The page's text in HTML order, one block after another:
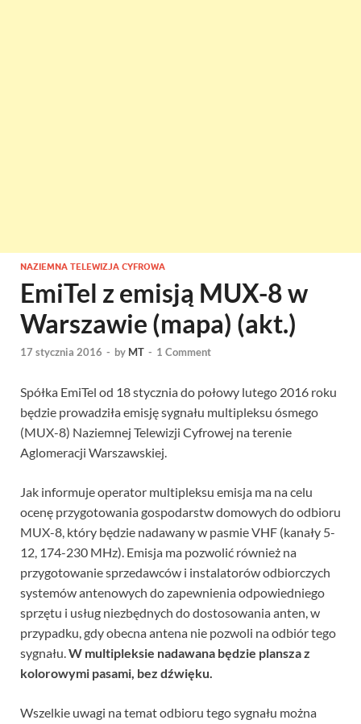
NAZIEMNA TELEWIZJA CYFROWA
EmiTel z emisją MUX-8 w
Warszawie (mapa) (akt.)
17 stycznia 2016 - by MT - 1 Comment
Spółka EmiTel od 18 stycznia do połowy lutego 2016 roku
będzie prowadziła emisję sygnału multipleksu ósmego
(MUX-8) Naziemnej Telewizji Cyfrowej na terenie
Aglomeracji Warszawskiej.
Jak informuje operator multipleksu emisja ma na celu
ocenę przygotowania gospodarstw domowych do odbioru
MUX-8, który będzie nadawany w pasmie VHF (kanały 5-
12, 174-230 MHz). Emisja ma pozwolić również na
przygotowanie sprzedawców i instalatorów odbiorczych
systemów antenowych do zapewnienia odpowiedniego
sprzętu i usług niezbędnych do dostosowania anten, w
przypadku, gdy obecna antena nie pozwoli na odbiór tego
sygnału.W multipleksie nadawana będzie plansza z
kolorowymi pasami, bez dźwięku.
Wszelkie uwagi na temat odbioru tego sygnału można